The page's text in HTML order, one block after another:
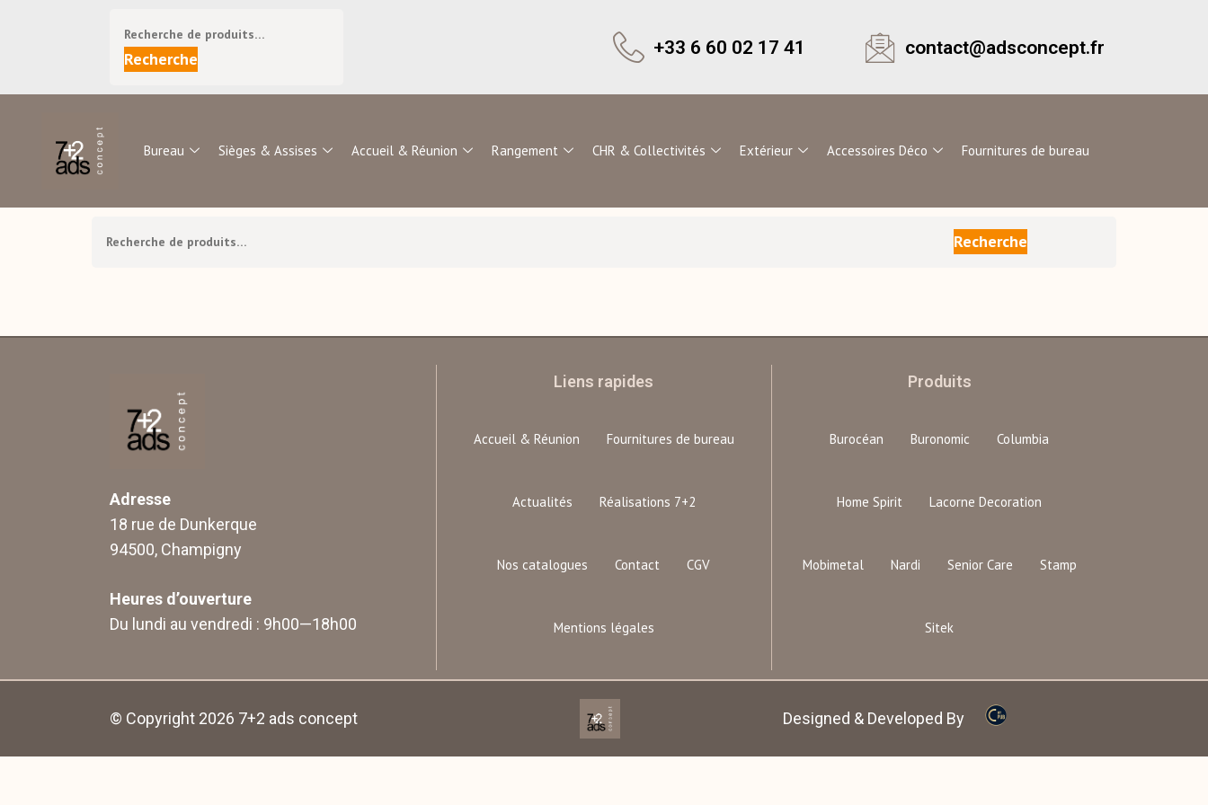
Recherche
+33 6 60 02 17 41 contact@adsconcept.fr
Bureau Sièges & Assises Accueil & Réunion Rangement CHR & Collectivités Extérieur Accessoires Déco Fournitures de bureau
Recherche
Adresse
18 rue de Dunkerque
94500, Champigny
Heures d’ouverture
Du lundi au vendredi : 9h00—18h00
Liens rapides
Accueil & Réunion Fournitures de bureau
Actualités Réalisations 7+2
Nos catalogues Contact CGV
Mentions légales
Produits
Burocéan Buronomic Columbia
Home Spirit Lacorne Decoration
Mobimetal Nardi Senior Care Stamp
Sitek
© Copyright 2026 7+2 ads concept Designed & Developed By